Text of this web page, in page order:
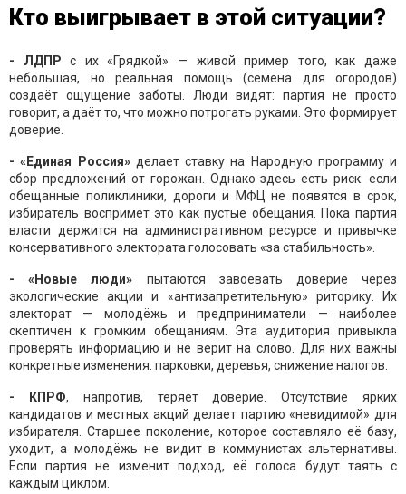
Кто выигрывает в этой ситуации?
- ЛДПР с их «Грядкой» — живой пример того, как даже
небольшая, но реальная помощь (семена для огородов)
создаёт ощущение заботы. Люди видят: партия не просто
говорит, а даёт то, что можно потрогать руками. Это формирует
доверие.
- «Единая Россия»делает ставку на Народную программу и
сбор предложений от горожан. Однако здесь есть риск: если
обещанные поликлиники, дороги и МФЦ не появятся в срок,
избиратель воспримет это как пустые обещания. Пока партия
власти держится на административном ресурсе и привычке
консервативного электората голосовать «за стабильность».
- «Новые люди» пытаются завоевать доверие через
экологические акции и «антизапретительную» риторику. Их
электорат — молодёжь и предприниматели — наиболее
скептичен к громким обещаниям. Эта аудитория привыкла
проверять информацию и не верит на слово. Для них важны
конкретные изменения: парковки, деревья, снижение налогов.
- КПРФ, напротив, теряет доверие. Отсутствие ярких
кандидатов и местных акций делает партию «невидимой» для
избирателя. Старшее поколение, которое составляло её базу,
уходит, а молодёжь не видит в коммунистах альтернативы.
Если партия не изменит подход, её голоса будут таять с
каждым циклом.